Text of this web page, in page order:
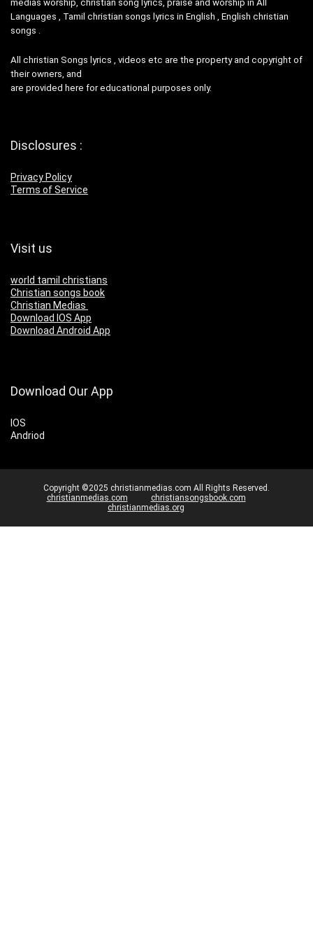
medias worship, christian song lyrics, praise and worship in All
Languages , Tamil christian songs lyrics in English , English christian
songs .
All christian Songs lyrics , videos etc are the property and copyright of
their owners, and
are provided here for educational purposes only.
Disclosures :
Privacy Policy
Terms of Service
Visit us
world tamil christians
Christian songs book
Christian Medias
Download IOS App
Download Android App
Download Our App
IOS
Andriod
Copyright ©2025 christianmedias.com All Rights Reserved.
christianmedias.com
christiansongsbook.com
christianmedias.org